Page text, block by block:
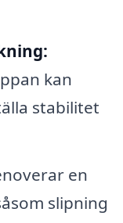
kan
stabilitet
en
slipning